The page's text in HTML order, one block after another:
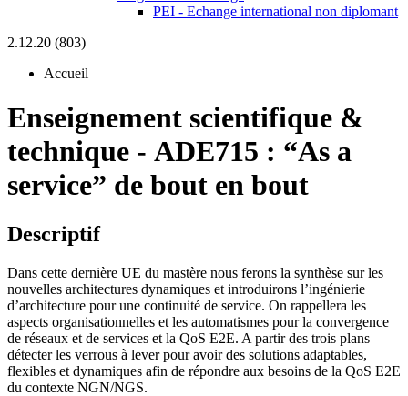
PEI - Echange international non diplomant
2.12.20 (803)
Accueil
Enseignement scientifique &
technique - ADE715 : “As a
service” de bout en bout
Descriptif
Dans cette dernière UE du mastère nous ferons la synthèse sur les
nouvelles architectures dynamiques et introduirons l’ingénierie
d’architecture pour une continuité de service. On rappellera les
aspects organisationnelles et les automatismes pour la convergence
de réseaux et de services et la QoS E2E. A partir des trois plans
détecter les verrous à lever pour avoir des solutions adaptables,
flexibles et dynamiques afin de répondre aux besoins de la QoS E2E
du contexte NGN/NGS.